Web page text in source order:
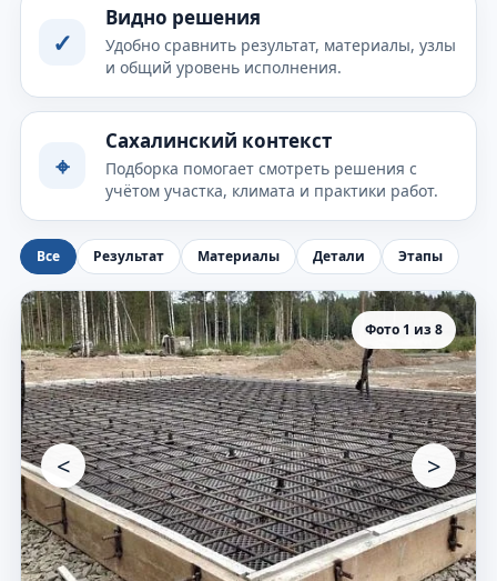
✓
Видно решения
Удобно сравнить результат, материалы, узлы
и общий уровень исполнения.
⌖
Сахалинский контекст
Подборка помогает смотреть решения с
учётом участка, климата и практики работ.
Все Результат Материалы Детали Этапы
Фото 1 из 8
< >